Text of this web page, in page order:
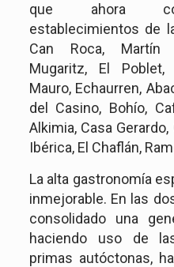
que ahora
establecimientos de
Can Roca, Martín
Mugaritz, El Poblet,
Mauro, Echaurren,
del Casino, Bohío,
Alkimia, Casa
Ibérica, El Chaflán,
La alta gastronomía
inmejorable. En las
consolidado una
haciendo uso de
primas autóctonas,